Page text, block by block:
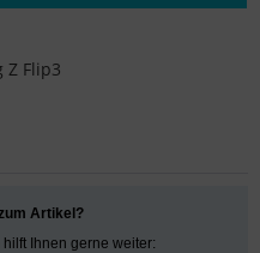
Z Flip3
Artikel?
Ihnen gerne weiter: